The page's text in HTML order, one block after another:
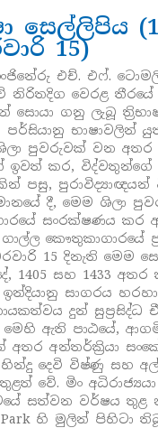
සෙල්ලිපිය
15)
එච්. එෆ්.
නිරිතදිග වෙරළ
සොයා ගනු ලැබූ
පර්සියානු භාෂාවලින්
පුවරුවක් වන අතර
ඉවත් කර, විද්වතුන්ගේ
පසු,
දී, මෙම ශිලා
සංරක්ෂණය කර
කෞතුකාගාරයේ
15 දිනැති මෙම
1405 සහ 1433
සාගරය හරහා
දුන් සුප්‍රසිද්ධ
මෙහි ඇති පාඨයේ,
අතර අන්තර්ක්‍රියා
දෙවි විෂ්ණු සහ
වේ. මිං
සත්වන වර්ෂය තුළ
Park හි මුලින් පිහිටා